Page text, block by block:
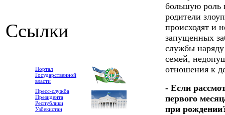
Ссылки
Портал
Государственной
власти
Пресс-служба
Президента
Республики
Узбекистан
большую роль
родители
происходят и
запущенных
службы
семей,
отношения к
- Если
первого
при